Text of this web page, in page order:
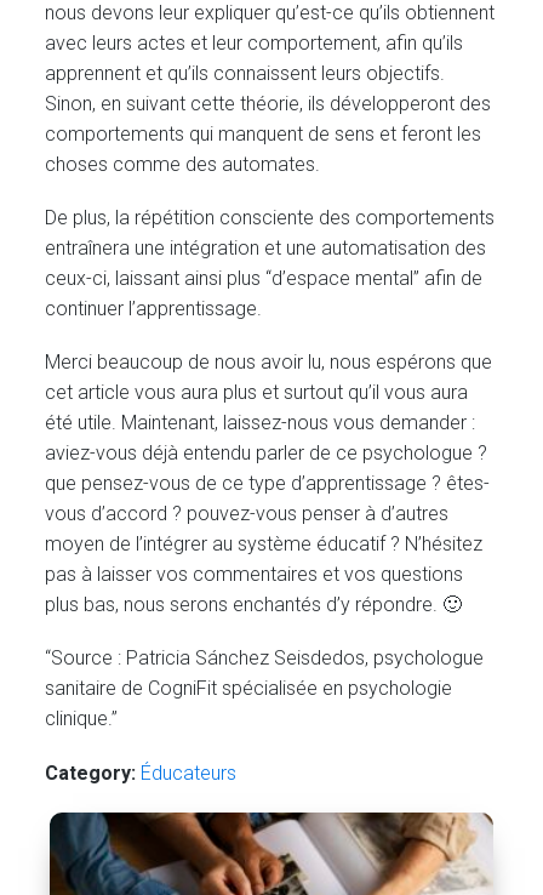
nous devons leur expliquer qu’est-ce qu’ils obtiennent
avec leurs actes et leur comportement, afin qu’ils
apprennent et qu’ils connaissent leurs objectifs.
Sinon, en suivant cette théorie, ils développeront des
comportements qui manquent de sens et feront les
choses comme des automates.
De plus, la répétition consciente des comportements
entraînera une intégration et une automatisation des
ceux-ci, laissant ainsi plus “d’espace mental” afin de
continuer l’apprentissage.
Merci beaucoup de nous avoir lu, nous espérons que
cet article vous aura plus et surtout qu’il vous aura
été utile. Maintenant, laissez-nous vous demander :
aviez-vous déjà entendu parler de ce psychologue ?
que pensez-vous de ce type d’apprentissage ? êtes-
vous d’accord ? pouvez-vous penser à d’autres
moyen de l’intégrer au système éducatif ? N’hésitez
pas à laisser vos commentaires et vos questions
plus bas, nous serons enchantés d’y répondre. 🙂
“Source : Patricia Sánchez Seisdedos, psychologue
sanitaire de CogniFit spécialisée en psychologie
clinique.”
Category: Éducateurs